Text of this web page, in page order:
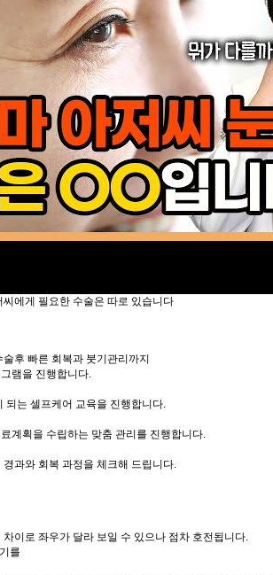
에게 필요한 수술은 따로 있습니다
후 빠른 회복과 붓기관리까지
램을 진행합니다.
되는 셀프케어 교육을 진행합니다.
계획을 수립하는 맞춤 관리를 진행합니다.
과와 회복 과정을 체크해 드립니다.
이로 좌우가 달라 보일 수 있으나 점차 호전됩니다.
를